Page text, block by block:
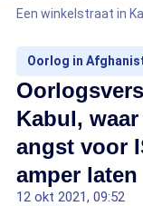
Een winkelstraat in
Oorlog in
Kabul,
angst voor
amper laten
12 okt 2021, 09:52